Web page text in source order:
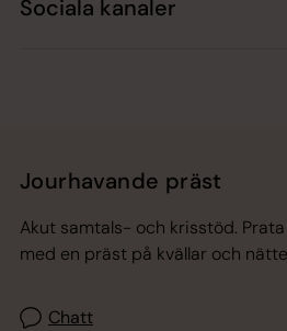
Sociala kanaler
Jourhavande präst
Akut samtals- och krisstöd.
med en präst på kvällar och
Chatt